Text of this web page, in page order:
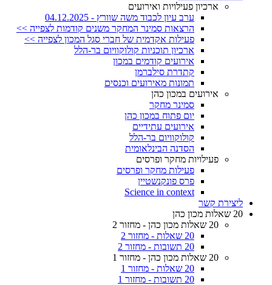
ארכיון פעילויות ואירועים
ערב עיון לכבוד משה שוורץ - 04.12.2025
הרצאות סמינר המחקר משנים קודמות לצפייה >>
פעילות אקדמית של חברי סגל המכון לצפייה >>
ארכיון תוכניות קולוקוויום בר-הלל
אירועים קודמים במכון
קתדרת סילברמן
תמונות מאירועים וכנסים
אירועים במכון כהן
סמינר מחקר
יום פתוח במכון כהן
אירועים עתידיים
קולוקוויום בר-הלל
הסדנה הבינלאומית
פעילויות מחקר ופרסים
פעילות מחקר ופרסים
פרס פונקנשטיין
Science in context
ליצירת קשר
20 שאלות מכון כהן
20 שאלות מכון כהן - מחזור 2
20 שאלות - מחזור 2
20 תשובות - מחזור 2
20 שאלות מכון כהן - מחזור 1
20 שאלות - מחזור 1
20 תשובות - מחזור 1